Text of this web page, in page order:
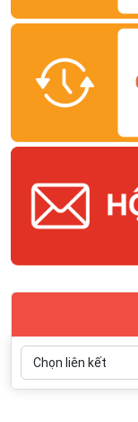
Chọn liên kết